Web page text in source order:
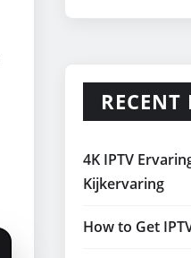
RECENT
4K IPTV
Kijkervaring
How to Get